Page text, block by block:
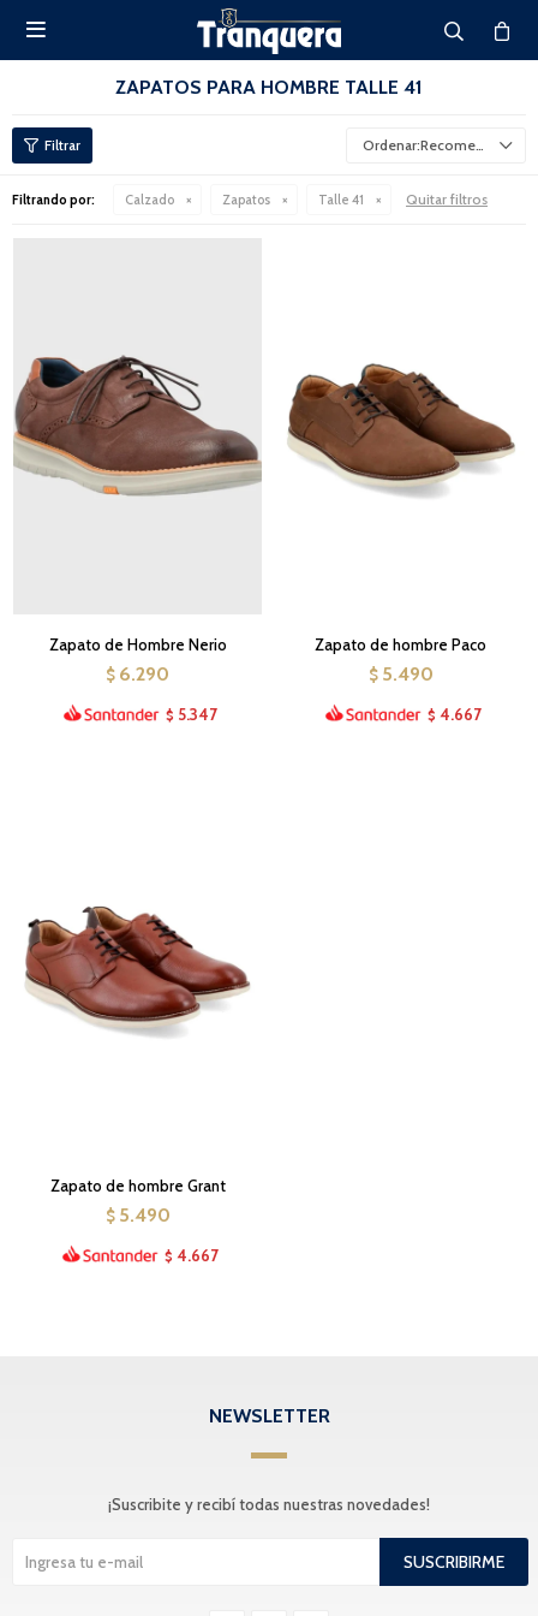

ZAPATOS PARA HOMBRE TALLE 41
Recomendados
Filtrando por: Calzado Zapatos Talle 41 Quitar filtros
Zapato de Hombre Nerio
$ 6.290
$ 5.347
Zapato de hombre Paco
$ 5.490
$ 4.667
Zapato de hombre Grant
$ 5.490
$ 4.667
NEWSLETTER
¡Suscribite y recibí todas nuestras novedades!
SUSCRIBIRME